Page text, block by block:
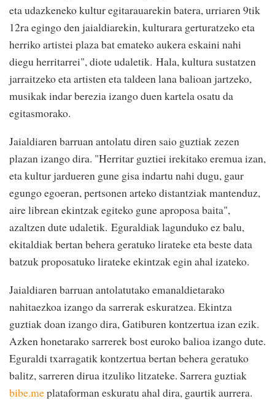
eta udazkeneko kultur egitarauarekin batera, urriaren 9tik
12ra egingo den jaialdiarekin, kulturara gerturatzeko eta
herriko artistei plaza bat emateko aukera eskaini nahi
diegu herritarrei", diote udaletik. Hala, kultura sustatzen
jarraitzeko eta artisten eta taldeen lana balioan jartzeko,
musikak indar berezia izango duen kartela osatu da
egitasmorako.
Jaialdiaren barruan antolatu diren saio guztiak zezen
plazan izango dira. "Herritar guztiei irekitako eremua izan,
eta kultur jardueren gune gisa indartu nahi dugu, gaur
egungo egoeran, pertsonen arteko distantziak mantenduz,
aire librean ekintzak egiteko gune aproposa baita",
azaltzen dute udaletik. Eguraldiak lagunduko ez balu,
ekitaldiak bertan behera geratuko lirateke eta beste data
batzuk proposatuko lirateke ekintzak egin ahal izateko.
Jaialdiaren barruan antolatutako emanaldietarako
nahitaezkoa izango da sarrerak eskuratzea. Ekintza
guztiak doan izango dira, Gatiburen kontzertua izan ezik.
Azken honetarako sarrerek bost euroko balioa izango dute.
Eguraldi txarragatik kontzertua bertan behera geratuko
balitz, sarreren dirua itzuliko litzateke. Sarrera guztiak
bibe.meplataforman eskuratu ahal dira, gaurtik aurrera.